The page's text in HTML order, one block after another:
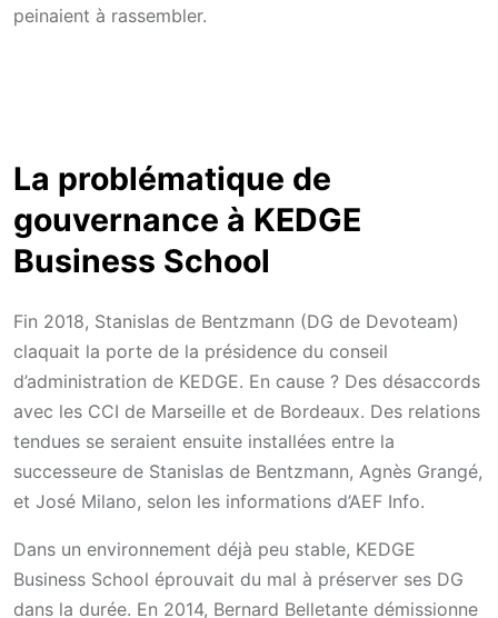
peinaient à rassembler.
La problématique de
gouvernance à KEDGE
Business School
Fin 2018, Stanislas de Bentzmann (DG de Devoteam)
claquait la porte de la présidence du conseil
d’administration de KEDGE. En cause ? Des désaccords
avec les CCI de Marseille et de Bordeaux. Des relations
tendues se seraient ensuite installées entre la
successeure de Stanislas de Bentzmann, Agnès Grangé,
et José Milano, selon les informations d’AEF Info.
Dans un environnement déjà peu stable, KEDGE
Business School éprouvait du mal à préserver ses DG
dans la durée. En 2014, Bernard Belletante démissionne